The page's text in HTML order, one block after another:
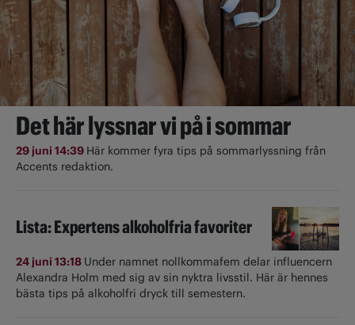
Det här lyssnar vi på i sommar
29 juni 14:39 Här kommer fyra tips på sommarlyssning från
Accents redaktion.
Lista: Expertens alkoholfria favoriter
24 juni 13:18 Under namnet nollkommafem delar influencern
Alexandra Holm med sig av sin nyktra livsstil. Här är hennes
bästa tips på alkoholfri dryck till semestern.